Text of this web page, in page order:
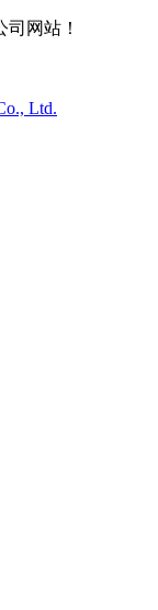
网站！
Ltd.